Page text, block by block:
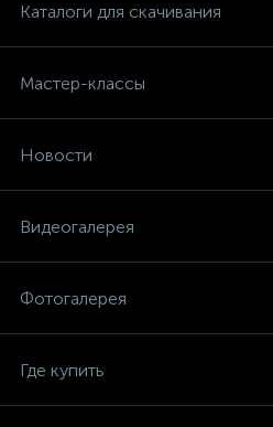
Каталоги для скачивания
Мастер-классы
Новости
Видеогалерея
Фотогалерея
Где купить